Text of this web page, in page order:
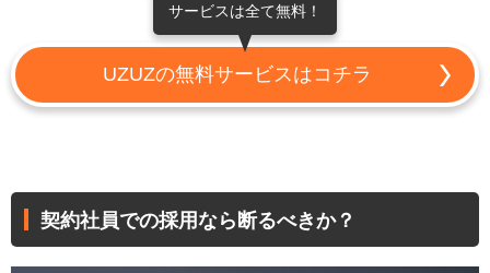
サービスは全て無料！
UZUZの無料サービスはコチラ
契約社員での採用なら断るべきか？